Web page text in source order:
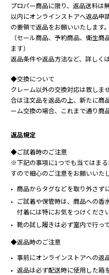
プロパー商品に限り、返品送料は
以内にオンラインストアへ返品申
の要領で返品をお願いいたします。
（セール商品、予約商品、衛生
ます）
返品条件や返品方法など、詳しく
◆交換について
クレーム以外の交換対応は致しま
合は注文品を返品の上、新たに商
ーム交換の場合、これまで通り商
返品規定
◆ご試着時のご注意
※下記の事項に1つでも当てはま
すので細心のご注意をお願いいたし
商品からタグなどを取り外さず
ご試着や保管時は、商品への香
付着には特にお気をつけください
靴の試し履きは必ず室内で行っ
◆返品時のご注意​​
事前にオンラインストアへの返
返品は必ず配送時に使用した箱